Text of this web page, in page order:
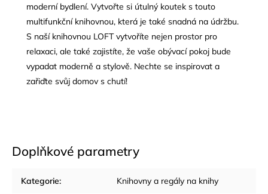
moderní bydlení. Vytvořte si útulný koutek s touto
multifunkční knihovnou, která je také snadná na údržbu.
S naší knihovnou LOFT vytvoříte nejen prostor pro
relaxaci, ale také zajistíte, že vaše obývací pokoj bude
vypadat moderně a stylově. Nechte se inspirovat a
zařiďte svůj domov s chutí!
Doplňkové parametry
Kategorie: Knihovny a regály na knihy